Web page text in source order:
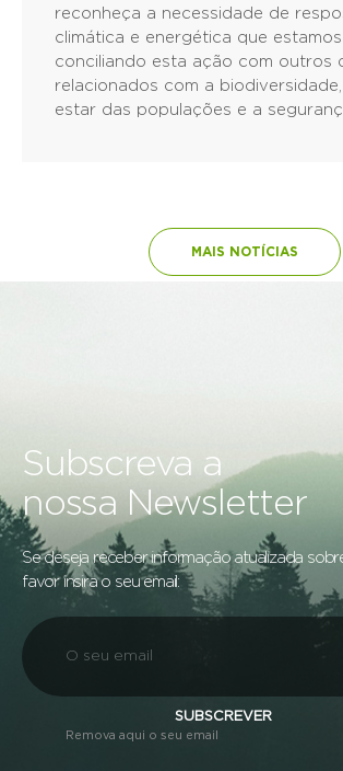
reconheça a necessidade de
climática e energética que
conciliando esta ação com outros
relacionados com a
estar das populações e a
MAIS NOTÍCIAS
Subscreva a
nossa Newsletter
Se deseja receber informação atualizada
favor insira o seu email:
SUBSCREVER
Remova aqui o seu email